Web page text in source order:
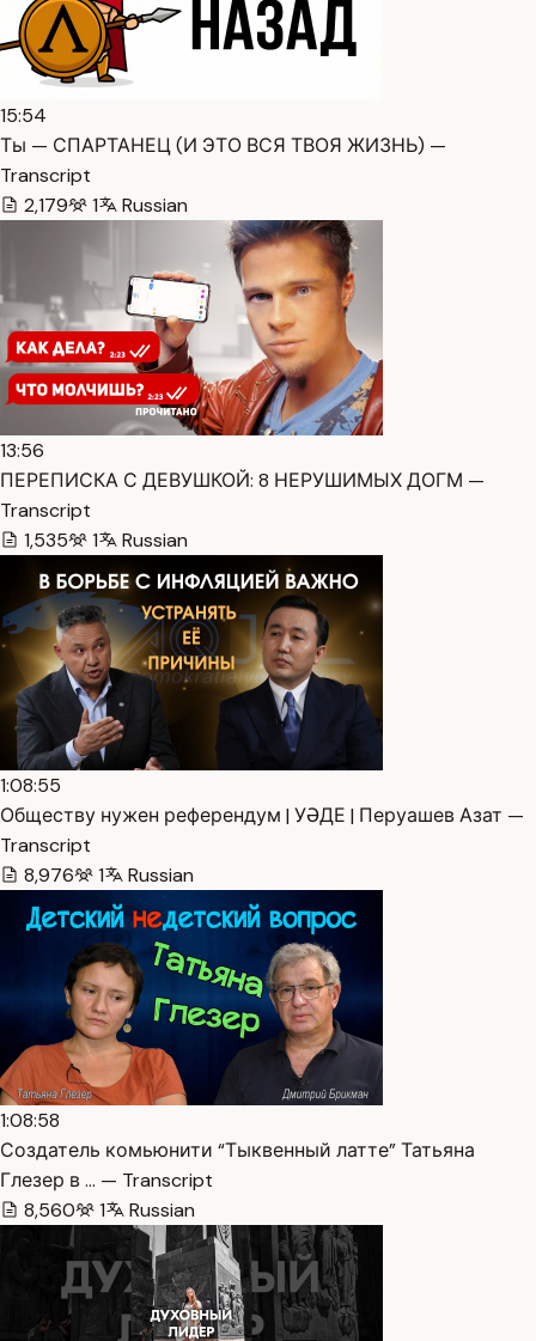
15:54
Ты — СПАРТАНЕЦ (И ЭТО ВСЯ ТВОЯ ЖИЗНЬ) —
Transcript
2,179
1 Russian
13:56
ПЕРЕПИСКА С ДЕВУШКОЙ: 8 НЕРУШИМЫХ ДОГМ —
Transcript
1,535
1 Russian
1:08:55
Обществу нужен референдум | УӘДЕ | Перуашев Азат —
Transcript
8,976
1 Russian
1:08:58
Создатель комьюнити “Тыквенный латте” Татьяна
Глезер в … — Transcript
8,560
1 Russian